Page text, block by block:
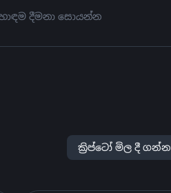
දීමනා සොයන්න
ක්‍රිප්ටෝ මිල දී ගන්න